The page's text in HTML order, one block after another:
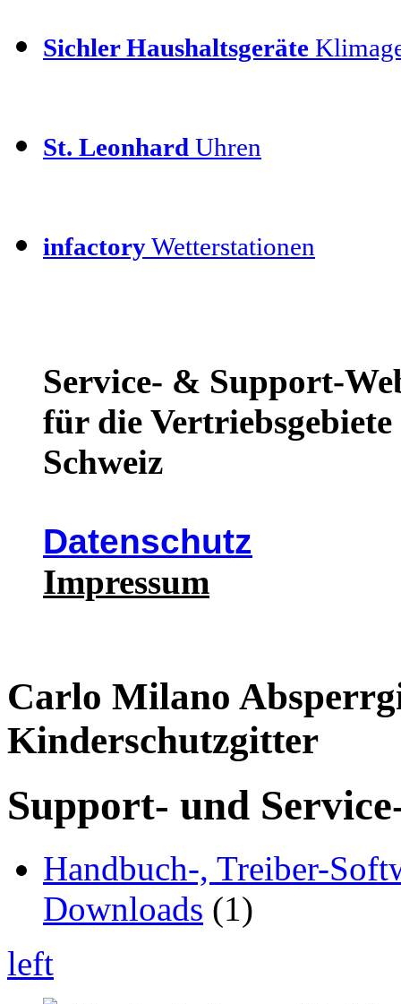
Sichler Haushaltsgeräte
St. Leonhard Uhren
infactoryWetterstationen
Service- & Support-
für die
Schweiz
Datenschutz
Impressum
Carlo Milano
Kinderschutzgitter
Support- und
Handbuch-, Treiber-
Downloads (1)
left